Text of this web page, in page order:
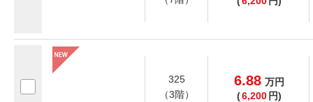
325
（3階）
6.88 万円
(6,200 円)